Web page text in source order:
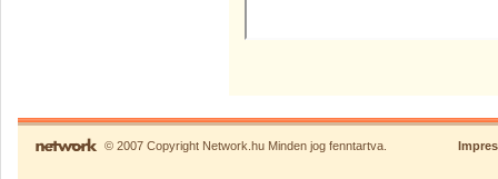
© 2007 Copyright Network.hu Minden jog fenntartva.